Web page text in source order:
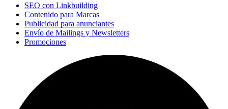
SEO con Linkbuilding
Contenido para Marcas
Publicidad para anunciantes
Envío de Mailings y Newsletters
Promociones